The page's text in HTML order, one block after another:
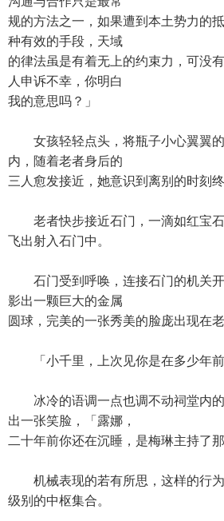
规的方法之一，如果遭到本土势力的
种有效的手段，天域
的律法虽是有着无上的约束力，可没
人申诉不幸，你明白
我的意思吗？」
女孩轻轻点头，将瓶子小心翼翼的
内，随着老者身后的
三人愈发接近，她意识到离别的时刻终
老者快步接近石门，一滴如红宝石
飞出射入石门中。
石门受到呼唤，连接石门的机关开
影出一颗巨大的金属
圆球，完美的一张秀美的脸庞出现在老
「小千里，上次见你是在多少年前
冰冷的语调一点也调不动祠堂内的
出一张笑脸，「露娜，
二十年前你还在沉睡，是梅琳主持了
机械表现的若有所思，这样的行为
级别的中枢集合。